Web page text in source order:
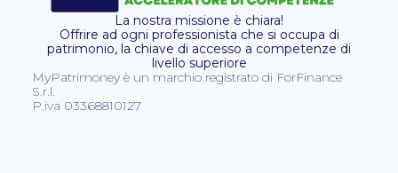
La nostra missione è chiara!
Offrire ad ogni professionista che si occupa di
patrimonio, la chiave di accesso a competenze di
livello superiore
MyPatrimoney è un marchio registrato di ForFinance
S.r.l.
P.iva 03368810127